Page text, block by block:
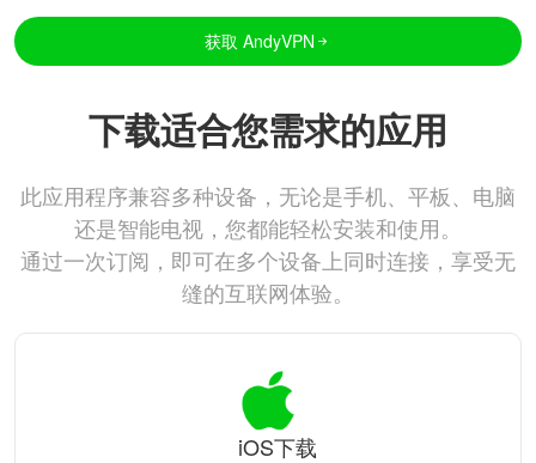
获取 AndyVPN
下载适合您需求的应用
此应用程序兼容多种设备，无论是手机、平板、电脑
还是智能电视，您都能轻松安装和使用。
通过一次订阅，即可在多个设备上同时连接，享受无
缝的互联网体验。
iOS下载